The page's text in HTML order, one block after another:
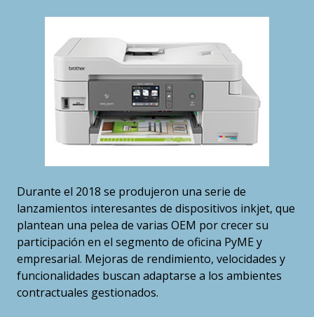
Durante el 2018 se produjeron una serie de
lanzamientos interesantes de dispositivos inkjet, que
plantean una pelea de varias OEM por crecer su
participación en el segmento de oficina PyME y
empresarial. Mejoras de rendimiento, velocidades y
funcionalidades buscan adaptarse a los ambientes
contractuales gestionados.